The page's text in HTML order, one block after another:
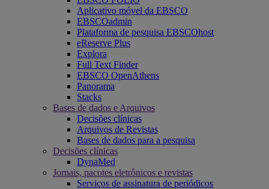
Aplicativo móvel da EBSCO
EBSCOadmin
Plataforma de pesquisa EBSCOhost
eReserve Plus
Explora
Full Text Finder
EBSCO OpenAthens
Panorama
Stacks
Bases de dados e Arquivos
Decisões clínicas
Arquivos de Revistas
Bases de dados para a pesquisa
Decisões clínicas
DynaMed
Jornais, pacotes eletrônicos e revistas
Serviços de assinatura de periódicos